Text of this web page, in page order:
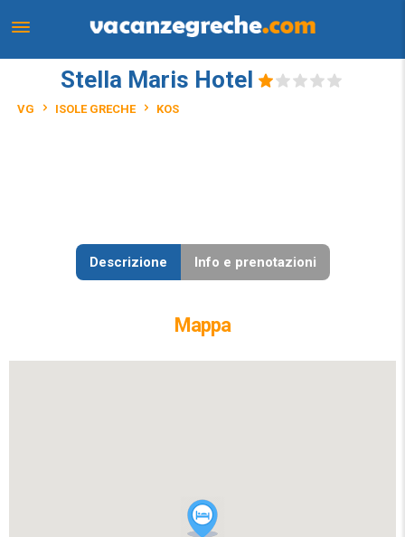
Stella Maris Hotel
VG ISOLE GRECHE KOS
Descrizione Info e prenotazioni
Mappa